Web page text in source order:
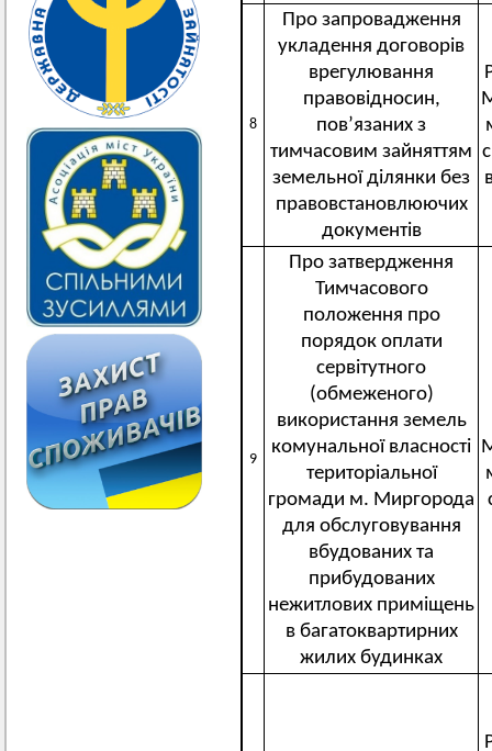
8
Про запровадження
укладення договорів
врегулювання
правовідносин,
пов’язаних з
тимчасовим зайняттям
земельної ділянки без
правовстановлюючих
документів
9
Про затвердження
Тимчасового
положення про
порядок оплати
сервітутного
(обмеженого)
використання земель
комунальної власності
територіальної
громади м. Миргорода
для обслуговування
вбудованих та
прибудованих
нежитлових приміщень
в багатоквартирних
жилих будинках